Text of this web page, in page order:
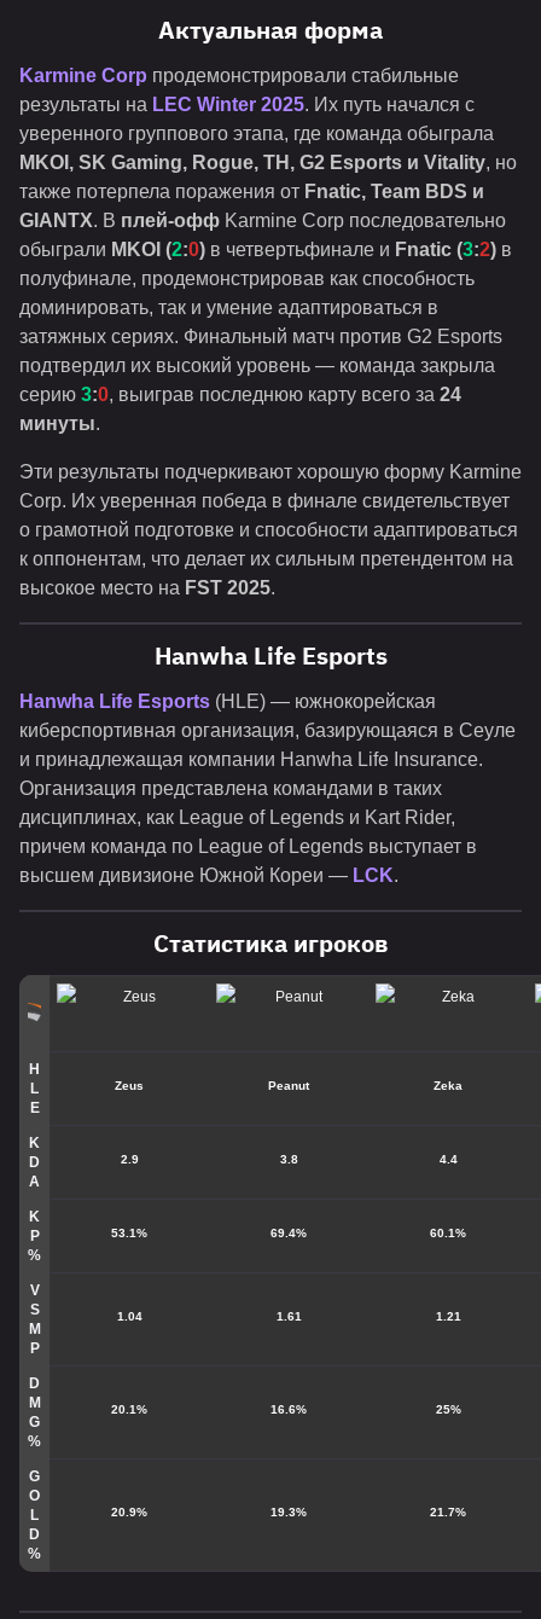
Актуальная форма
Karmine Corp продемонстрировали стабильные
результаты на LEC Winter 2025. Их путь начался с
уверенного группового этапа, где команда обыграла
MKOI, SK Gaming, Rogue, TH, G2 Esports и Vitality, но
также потерпела поражения от Fnatic, Team BDS и
GIANTX. В плей-офф Karmine Corp последовательно
обыграли MKOI (2:0) в четвертьфинале и Fnatic (3:2) в
полуфинале, продемонстрировав как способность
доминировать, так и умение адаптироваться в
затяжных сериях. Финальный матч против G2 Esports
подтвердил их высокий уровень — команда закрыла
серию 3:0, выиграв последнюю карту всего за 24
минуты.
Эти результаты подчеркивают хорошую форму Karmine
Corp. Их уверенная победа в финале свидетельствует
о грамотной подготовке и способности адаптироваться
к оппонентам, что делает их сильным претендентом на
высокое место на FST 2025.
Hanwha Life Esports
Hanwha Life Esports (HLE) — южнокорейская
киберспортивная организация, базирующаяся в Сеуле
и принадлежащая компании Hanwha Life Insurance.
Организация представлена командами в таких
дисциплинах, как League of Legends и Kart Rider,
причем команда по League of Legends выступает в
высшем дивизионе Южной Кореи — LCK.
Статистика игроков
H
L
E
Zeus Peanut Zeka
K
D
A
2.9 3.8 4.4
K
P
%
53.1% 69.4% 60.1%
V
S
M
P
1.04 1.61 1.21
D
M
G
%
20.1% 16.6% 25%
G
O
L
D
%
20.9% 19.3% 21.7%